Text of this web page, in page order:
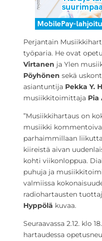
Perjantain
työparia. He ovat
Virtanen ja Ylen
Pöyhönen sekä
asiantuntija Pekka Y.
musiikkitoimittaja Pia
”Musiikkihartaus on
musiikki
parhaimmillaan
kiireistä aivan
kohti viikonloppua.
puhuja ja
valmiissa
radiohartausten
Hyppölä kuvaa.
Seuraavassa 2.12. klo
hartaudessa